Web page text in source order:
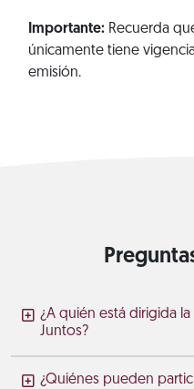
Importante:Recuerda
únicamente tiene
emisión.
¿A quién está dirigida
Juntos?
¿Quiénes pueden